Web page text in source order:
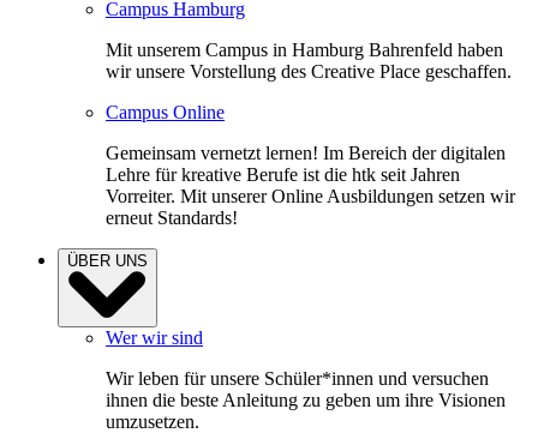
Campus Hamburg
Mit unserem Campus in Hamburg Bahrenfeld haben
wir unsere Vorstellung des Creative Place geschaffen.
Campus Online
Gemeinsam vernetzt lernen! Im Bereich der digitalen
Lehre für kreative Berufe ist die htk seit Jahren
Vorreiter. Mit unserer Online Ausbildungen setzen wir
erneut Standards!
ÜBER UNS
Wer wir sind
Wir leben für unsere Schüler*innen und versuchen
ihnen die beste Anleitung zu geben um ihre Visionen
umzusetzen.